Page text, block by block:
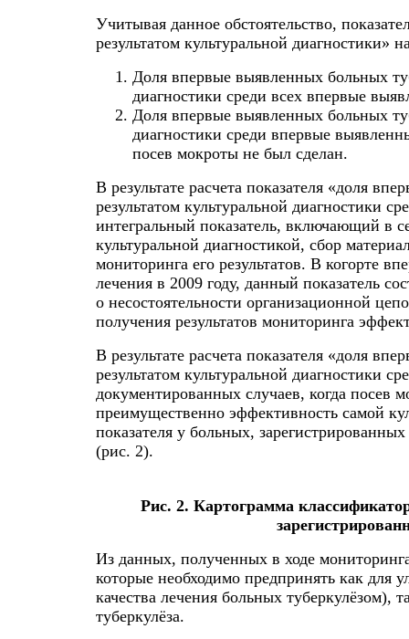
Учитывая данное обстоятельство,
результатом культуральной диагностики»
Доля впервые выявленных больных
диагностики среди всех впервые
Доля впервые выявленных больных
диагностики среди впервые
посев мокроты не был сделан.
В результате расчета показателя «доля
результатом культуральной диагностики
интегральный показатель, включающий в
культуральной диагностикой, сбор
мониторинга его результатов. В когорте
лечения в 2009 году, данный показатель
о несостоятельности организационной
получения результатов мониторинга
В результате расчета показателя «доля
результатом культуральной диагностики
документированных случаев, когда
преимущественно эффективность самой
показателя у больных,
(рис. 2).
Рис. 2. Картограмма
Из данных, полученных в ходе
которые необходимо предпринять как для
качества лечения больных
туберкулёза.